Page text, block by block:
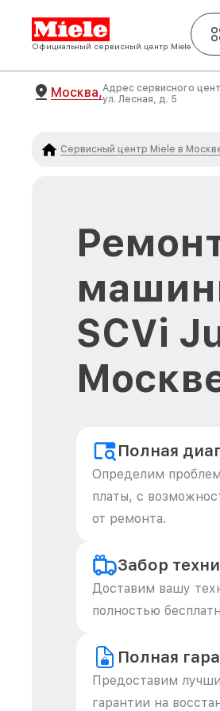
Официальный сервисный центр Miele
Москва,Адрес сервисного
ул. Лесная, д. 5
Сервисный центр Miele в
SCVi
Полная
Определим
платы, с
от ремонта.
Забор
Доставим вашу
полностью
Полная
Предоставим
гарантии на